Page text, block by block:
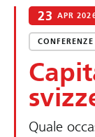
23 APR
CONFERENZE
Quale